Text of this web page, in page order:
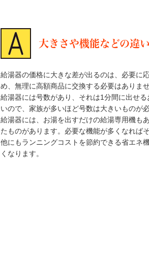
大きさや機能などの違
給湯器の価格に大きな差が出るのは、必要に
め、無理に高額商品に交換する必要はありませ
給湯器には号数があり、それは1分間に出せ
いので、家族が多いほど号数は大きいものが
給湯器には、お湯を出すだけの給湯専用機も
たものがあります。必要な機能が多くなれば
他にもランニングコストを節約できる省エネ
くなります。